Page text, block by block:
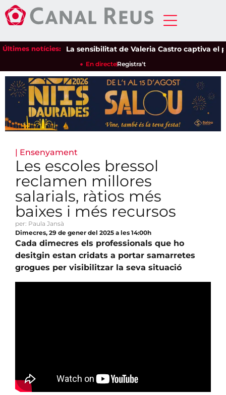
Últimes notícies:La sensibilitat de Valeria Castro captiva el públic
En directeRegistra't
| Ensenyament
Les escoles bressol
reclamen millores
salarials, ràtios més
baixes i més recursos
per: Paula Jansà
Dimecres, 29 de gener del 2025 a les 14:00h
Cada dimecres els professionals que ho
desitgin estan cridats a portar samarretes
grogues per visibilitzar la seva situació